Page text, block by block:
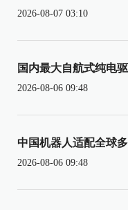
2026-08-07 03:10
国内最大自航式纯电
2026-08-06 09:48
中国机器人适配全球
2026-08-06 09:48